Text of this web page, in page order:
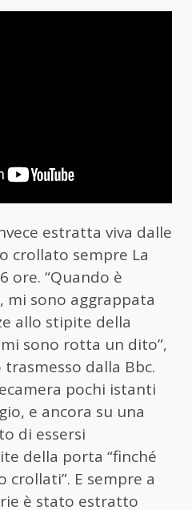
estratta viva dalle
crollato sempre La
ore. “Quando è
sono aggrappata
allo stipite della
sono rotta un dito”,
dalla Bbc.
pochi istanti
e ancora su una
di essersi
della porta “finché
E sempre a
è stato estratto